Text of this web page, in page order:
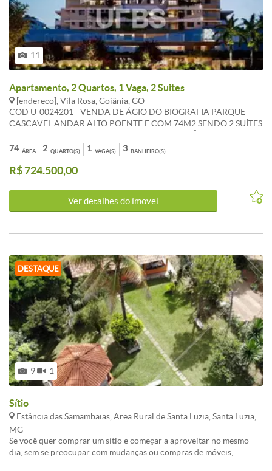
11
Apartamento, 2 Quartos, 1 Vaga, 2 Suites
[endereco], Vila Rosa, Goiânia, GO
COD U-0024201 - VENDA DE ÁGIO DO BIOGRAFIA PARQUE
CASCAVEL ANDAR ALTO POENTE E COM 74M2 SENDO 2 SUÍTES
LAZER NO ROOFTOP COM VISTA DESLUMBRANTE E
VALORIZAÇÃO GARANTIDA. ENTREGUE EM 2028. VALOR R
724.500 00 ÁGIO R 143.873 00 - Informações Atualizadas em Trinta
ÁREA
74 QUARTO(S)
2 VAGA(S)
1 BANHEIRO(S)
3
R$ 724.500,00
Ver detalhes do ímovel
DESTAQUE
9 1
Sítio
Estância das Samambaias, Area Rural de Santa Luzia, Santa Luzia,
MG
Se você quer comprar um sítio e começar a aproveitar no mesmo
dia, sem se preocupar com mudanças ou compras de móveis,